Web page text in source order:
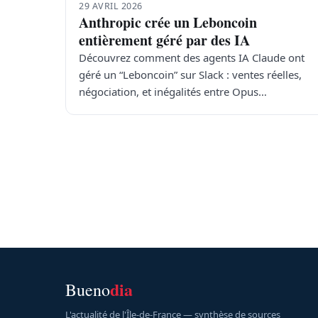
29 AVRIL 2026
Anthropic crée un Leboncoin
entièrement géré par des IA
Découvrez comment des agents IA Claude ont
géré un “Leboncoin” sur Slack : ventes réelles,
négociation, et inégalités entre Opus…
Buenodia
L'actualité de l'Île-de-France — synthèse de sources